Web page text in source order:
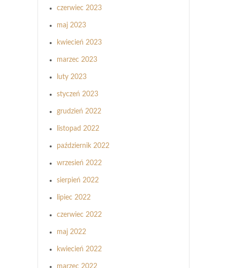
czerwiec 2023
maj 2023
kwiecień 2023
marzec 2023
luty 2023
styczeń 2023
grudzień 2022
listopad 2022
październik 2022
wrzesień 2022
sierpień 2022
lipiec 2022
czerwiec 2022
maj 2022
kwiecień 2022
marzec 2022